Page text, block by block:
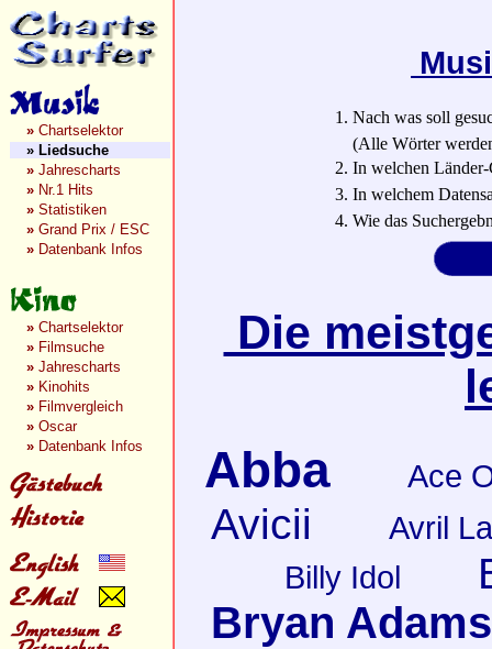
» Chartselektor
» Liedsuche
» Jahrescharts
» Nr.1 Hits
» Statistiken
» Grand Prix / ESC
» Datenbank Infos
» Chartselektor
» Filmsuche
» Jahrescharts
» Kinohits
» Filmvergleich
» Oscar
» Datenbank Infos
1. Nach was soll
(Alle Wörter
2. In welchen Länder-
3. In welchem
4. Wie das
Die
Abba Ace
Avicii
Avril
Billy Idol
Bryan Adams